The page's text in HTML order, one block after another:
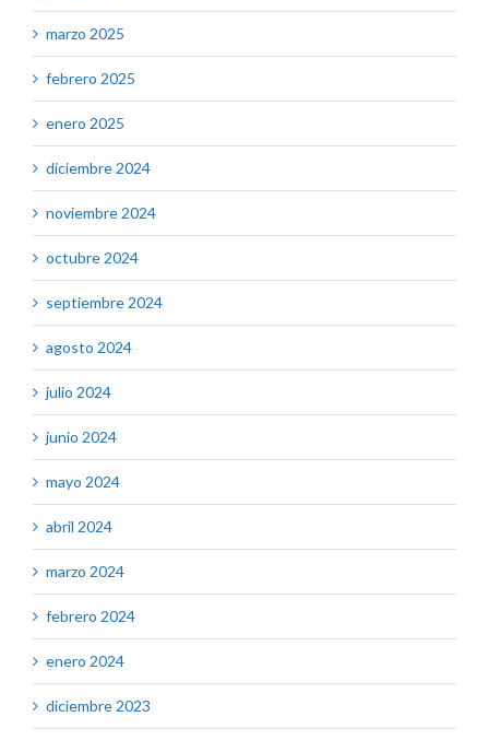
marzo 2025
febrero 2025
enero 2025
diciembre 2024
noviembre 2024
octubre 2024
septiembre 2024
agosto 2024
julio 2024
junio 2024
mayo 2024
abril 2024
marzo 2024
febrero 2024
enero 2024
diciembre 2023